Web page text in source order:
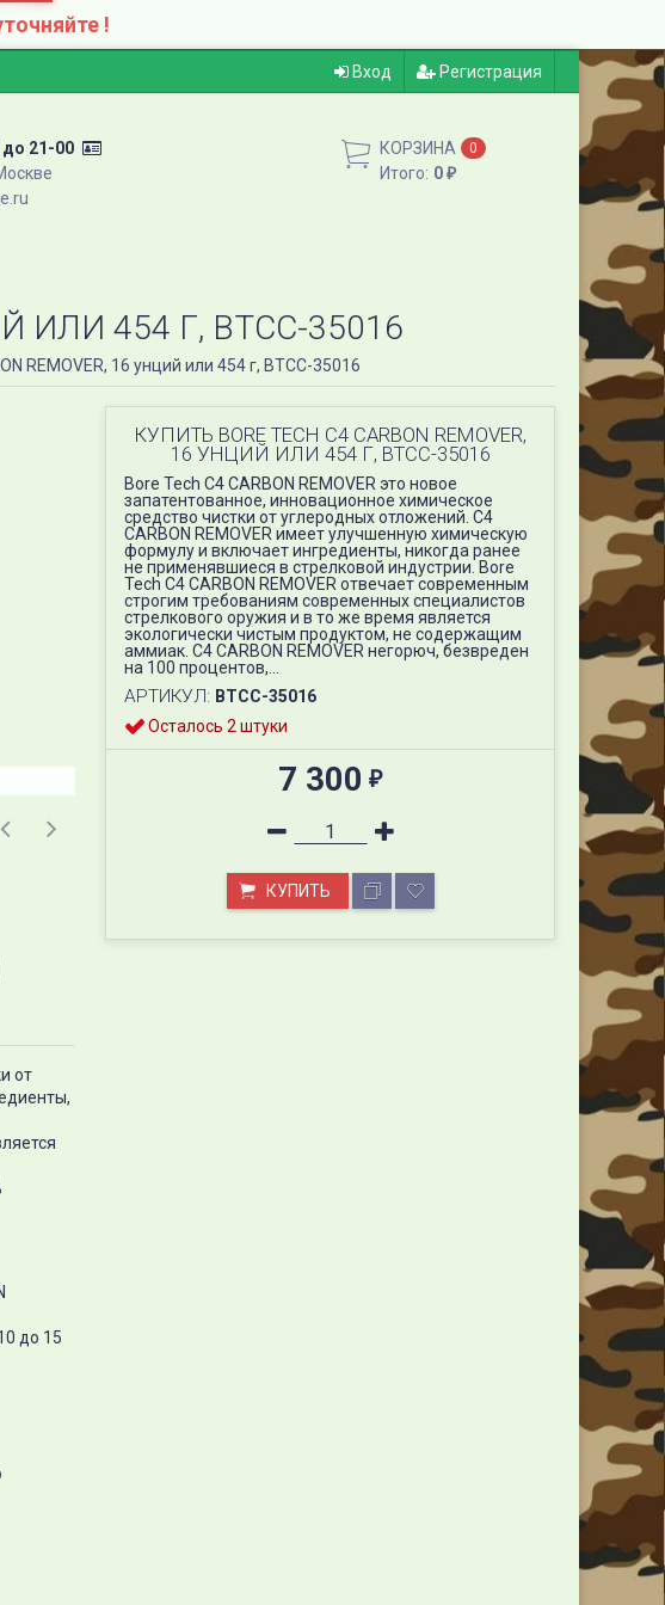
!
Вход Регистрация
21-00
КОРЗИНА 0
Итого: 0 ₽
ИЛИ 454 Г, BTCC-35016
REMOVER, 16 унций или 454 г, BTCC-35016
Bore Tech C4 CARBON REMOVER, 16 унций или
КУПИТЬ BORE TECH C4 CARBON REMOVER,
16 УНЦИЙ ИЛИ 454 Г, BTCC-35016
Bore Tech C4 CARBON REMOVER это новое
запатентованное, инновационное химическое
средство чистки от углеродных отложений. C4
CARBON REMOVER имеет улучшенную химическую
формулу и включает ингредиенты, никогда ранее
не применявшиеся в стрелковой индустрии. Bore
Tech C4 CARBON REMOVER отвечает современным
строгим требованиям современных специалистов
стрелкового оружия и в то же время является
экологически чистым продуктом, не содержащим
аммиак. C4 CARBON REMOVER негорюч, безвреден
на 100 процентов,...
АРТИКУЛ: BTCC-35016
Осталось 2 штуки
7 300 ₽
КУПИТЬ
от
до 15